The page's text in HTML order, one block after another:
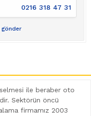
0216 318 47 31
gönder
ile beraber oto
Sektörün öncü
firmamız 2003